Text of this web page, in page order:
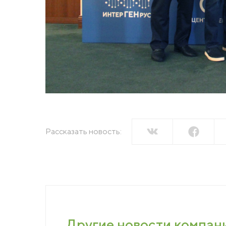
Рассказать новость: